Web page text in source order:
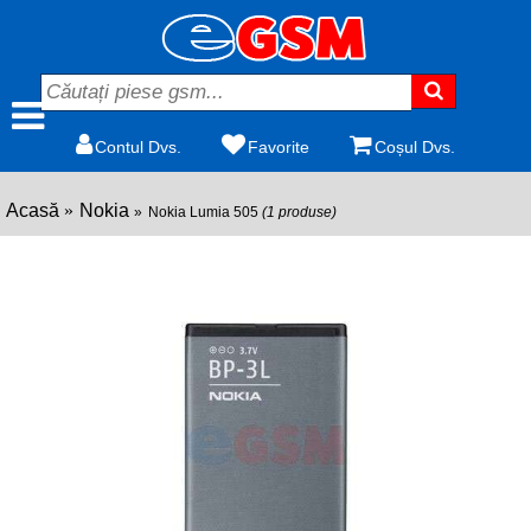
Contul Dvs. Favorite Coșul Dvs.
Acasă Nokia Nokia Lumia 505 (1 produse)